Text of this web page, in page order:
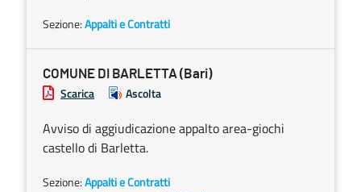
Sezione:Appalti e Contratti
COMUNE DI BARLETTA (Bari)
Scarica Ascolta
Avviso di aggiudicazione appalto area-giochi
castello di Barletta.
Sezione:Appalti e Contratti